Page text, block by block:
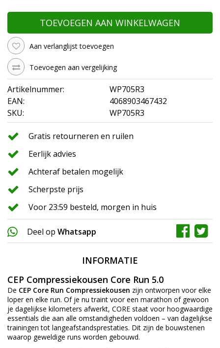
TOEVOEGEN AAN WINKELWAGEN
Aan verlanglijst toevoegen
Toevoegen aan vergelijking
Artikelnummer:
WP705R3
EAN:
4068903467432
SKU:
WP705R3
Gratis retourneren en ruilen
Eerlijk advies
Achteraf betalen mogelijk
Scherpste prijs
Voor 23:59 besteld, morgen in huis
Deel op Whatsapp
INFORMATIE
CEP Compressiekousen Core Run 5.0
De CEP Core Run Compressiekousen zijn ontworpen voor elke
loper en elke run. Of je nu traint voor een marathon of gewoon
je dagelijkse kilometers afwerkt, CORE staat voor hoogwaardige
essentials die aan alle omstandigheden voldoen – van dagelijkse
trainingen tot langeafstandsprestaties. Dit zijn de bouwstenen
waarop geweldige runs worden gebouwd.